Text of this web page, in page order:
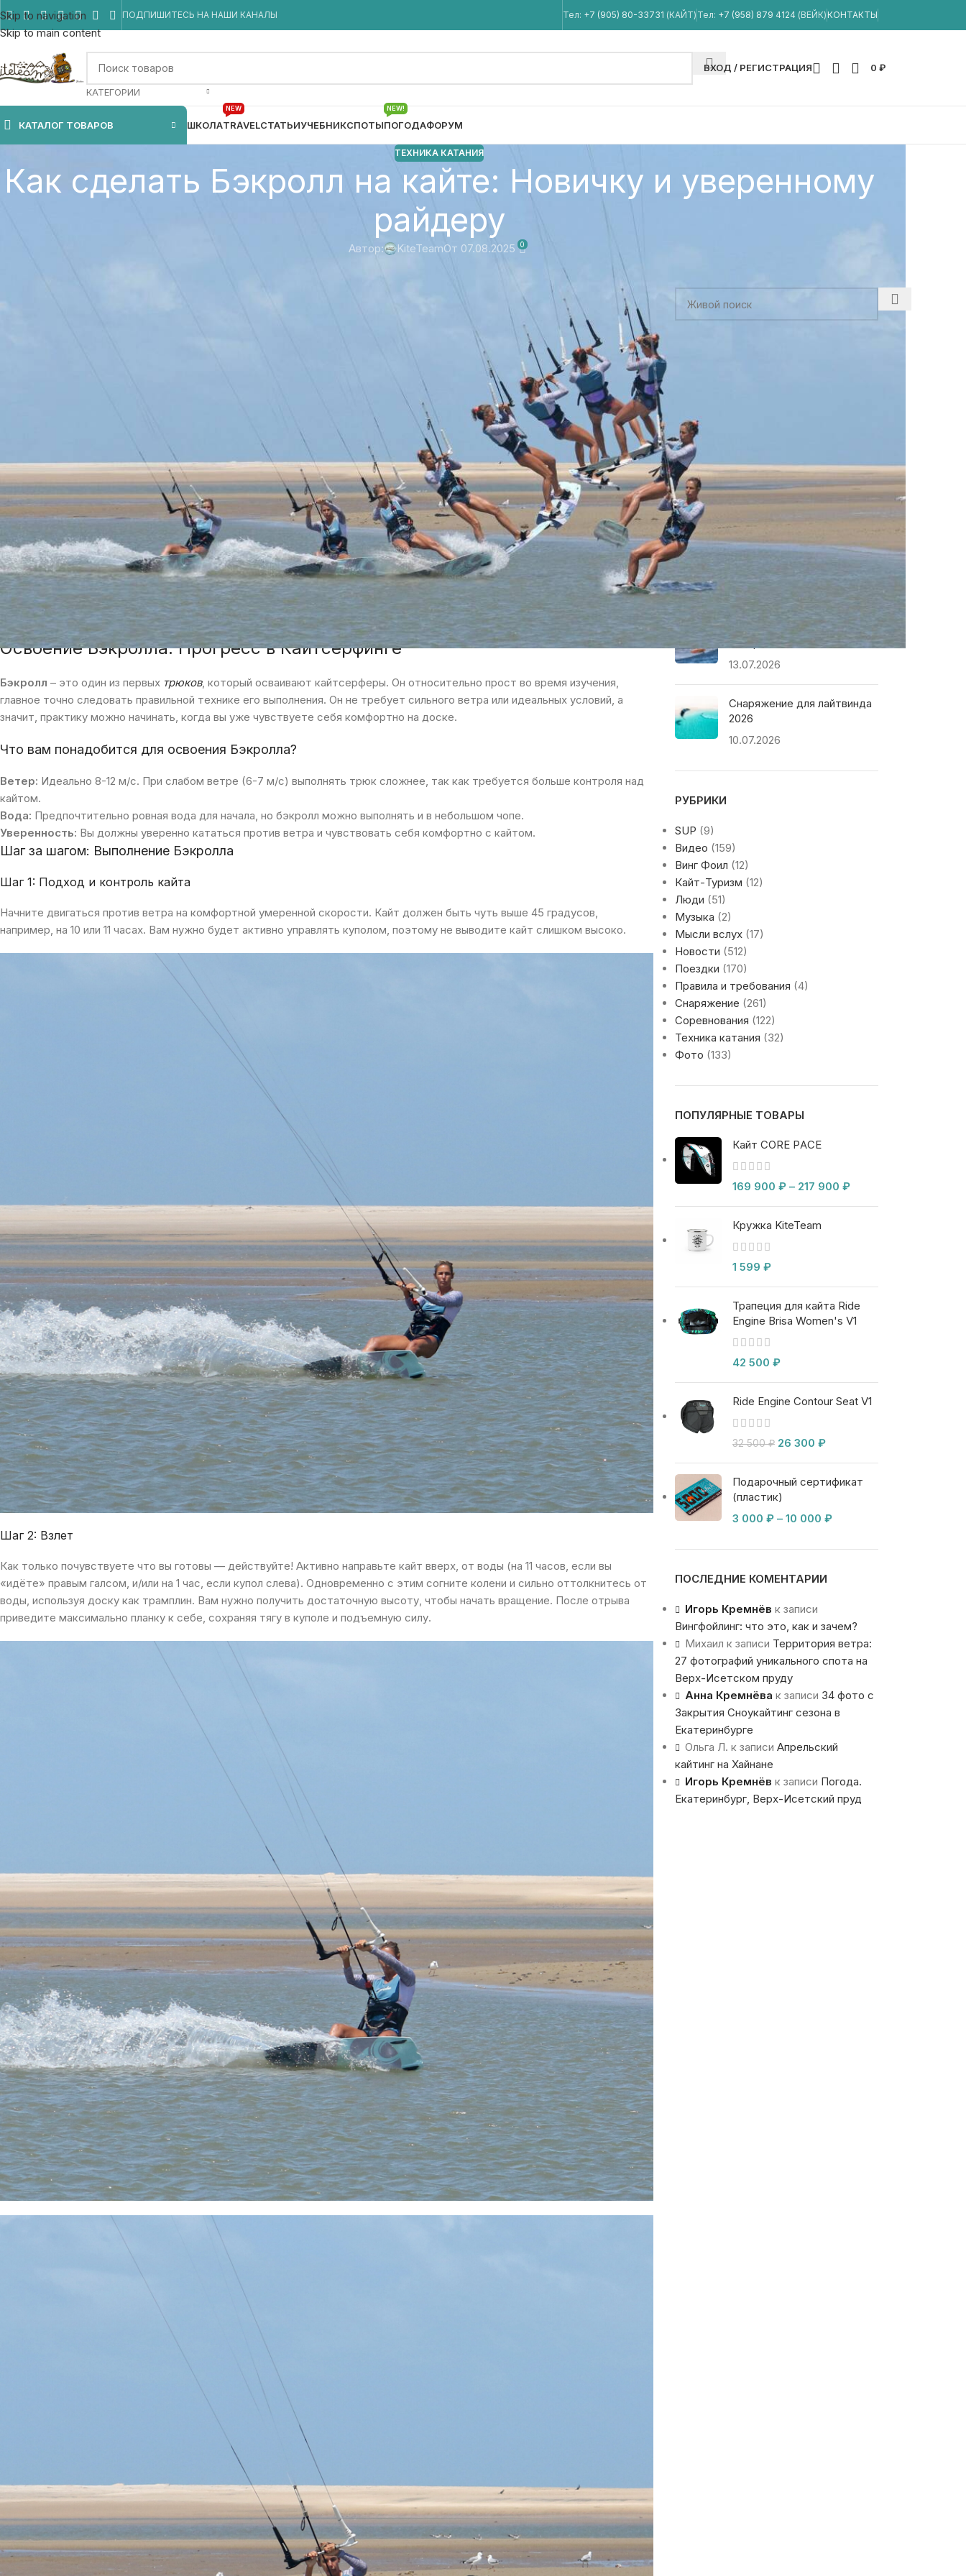
Skip to navigation
Skip to main content
ПОДПИШИТЕСЬ НА НАШИ КАНАЛЫ
Тел: +7 (905) 80-33731 (КАЙТ) Тел: +7 (958) 879 4124 (ВЕЙК) КОНТАКТЫ
КАТЕГОРИИ
ВХОД / РЕГИСТРАЦИЯ 0 ₽
КАТАЛОГ ТОВАРОВ ШКОЛАTRAVEL
NEW
СТАТЬИУЧЕБНИКСПОТЫПОГОДА
NEW!
ФОРУМ
ТЕХНИКА КАТАНИЯ
Как сделать Бэкролл на кайте: Новичку и уверенному
райдеру
Автор: KiteTeamОт 07.08.2025 0
Освоение Бэкролла: Прогресс в Кайтсерфинге
Бэкролл – это один из первых трюков, который осваивают кайтсерферы. Он относительно прост во время изучения,
главное точно следовать правильной технике его выполнения. Он не требует сильного ветра или идеальных условий, а
значит, практику можно начинать, когда вы уже чувствуете себя комфортно на доске.
Что вам понадобится для освоения Бэкролла?
Ветер: Идеально 8-12 м/с. При слабом ветре (6-7 м/с) выполнять трюк сложнее, так как требуется больше контроля над
кайтом.
Вода: Предпочтительно ровная вода для начала, но бэкролл можно выполнять и в небольшом чопе.
Уверенность: Вы должны уверенно кататься против ветра и чувствовать себя комфортно с кайтом.
Шаг за шагом: Выполнение Бэкролла
Шаг 1: Подход и контроль кайта
Начните двигаться против ветра на комфортной умеренной скорости. Кайт должен быть чуть выше 45 градусов,
например, на 10 или 11 часах. Вам нужно будет активно управлять куполом, поэтому не выводите кайт слишком высоко.
Шаг 2: Взлет
Как только почувствуете что вы готовы — действуйте! Активно направьте кайт вверх, от воды (на 11 часов, если вы
«идёте» правым галсом, и/или на 1 час, если купол слева). Одновременно с этим согните колени и сильно оттолкнитесь от
воды, используя доску как трамплин. Вам нужно получить достаточную высоту, чтобы начать вращение. После отрыва
приведите максимально планку к себе, сохраняя тягу в куполе и подъемную силу.
Выбор гидрофойла: 5 шагов
к идеальному сетапу
Кайт Core NXS: 3
14.07.2026
Ranja Schlotte: 5 секретов
покорения волн
13.07.2026
Снаряжение для лайтвинда
2026
10.07.2026
РУБРИКИ
SUP (9)
Видео (159)
Винг Фоил (12)
Кайт-Туризм (12)
Люди (51)
Музыка (2)
Мысли вслух(17)
Новости (512)
Поездки (170)
Правила и требования (4)
Снаряжение (261)
Соревнования (122)
Техника катания (32)
Фото (133)
ПОПУЛЯРНЫЕ ТОВАРЫ
Кайт CORE PACE
169 900 ₽ – 217 900 ₽
Кружка KiteTeam
1 599 ₽
Трапеция для кайта Ride
Engine Brisa Women's V1
42 500 ₽
Ride Engine Contour Seat V1
32 500₽ 26 300 ₽
Подарочный сертификат
(пластик)
3 000 ₽ – 10 000 ₽
ПОСЛЕДНИЕ КОМЕНТАРИИ
Игорь Кремнёв к записи
Вингфойлинг: что это, как и зачем?
Михаил к записи Территория ветра:
27 фотографий уникального спота на
Верх-Исетском пруду
Анна Кремнёва к записи 34 фото с
Закрытия Сноукайтинг сезона в
Екатеринбурге
Ольга Л. к записи Апрельский
кайтинг на Хайнане
Игорь Кремнёв к записи Погода.
Екатеринбург, Верх-Исетский пруд